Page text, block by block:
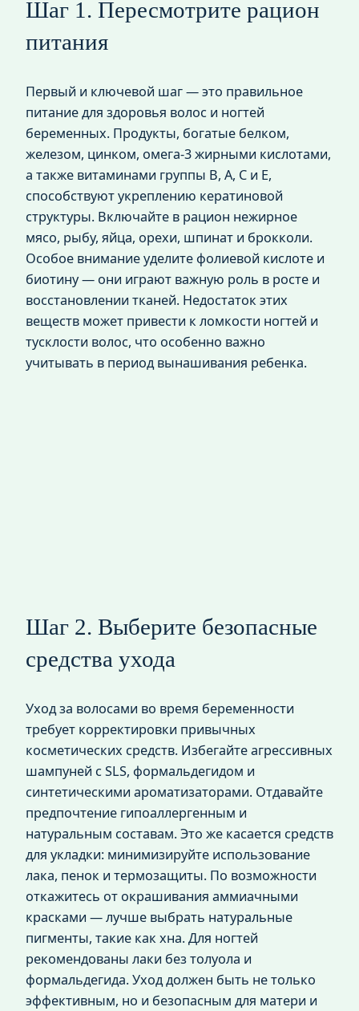
Шаг 1. Пересмотрите рацион
питания
Первый и ключевой шаг — это правильное
питание для здоровья волос и ногтей
беременных. Продукты, богатые белком,
железом, цинком, омега-3 жирными кислотами,
а также витаминами группы B, A, C и E,
способствуют укреплению кератиновой
структуры. Включайте в рацион нежирное
мясо, рыбу, яйца, орехи, шпинат и брокколи.
Особое внимание уделите фолиевой кислоте и
биотину — они играют важную роль в росте и
восстановлении тканей. Недостаток этих
веществ может привести к ломкости ногтей и
тусклости волос, что особенно важно
учитывать в период вынашивания ребенка.
Шаг 2. Выберите безопасные
средства ухода
Уход за волосами во время беременности
требует корректировки привычных
косметических средств. Избегайте агрессивных
шампуней с SLS, формальдегидом и
синтетическими ароматизаторами. Отдавайте
предпочтение гипоаллергенным и
натуральным составам. Это же касается средств
для укладки: минимизируйте использование
лака, пенок и термозащиты. По возможности
откажитесь от окрашивания аммиачными
красками — лучше выбрать натуральные
пигменты, такие как хна. Для ногтей
рекомендованы лаки без толуола и
формальдегида. Уход должен быть не только
эффективным, но и безопасным для матери и